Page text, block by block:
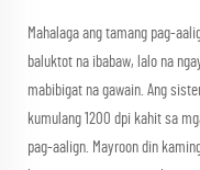
Mahalaga ang tamang pag-
baluktot na ibabaw, lalo na
mabibigat na gawain. Ang
kumulang 1200 dpi kahit sa
pag-aalign. Mayroon din